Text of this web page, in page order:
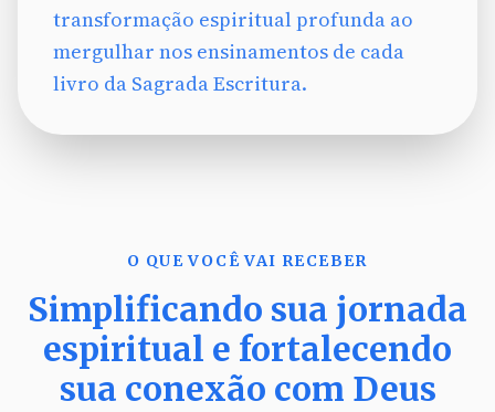
transformação espiritual profunda ao
mergulhar nos ensinamentos de cada
livro da Sagrada Escritura.
O QUE VOCÊ VAI RECEBER
Simplificando sua jornada
espiritual e fortalecendo
sua conexão com Deus